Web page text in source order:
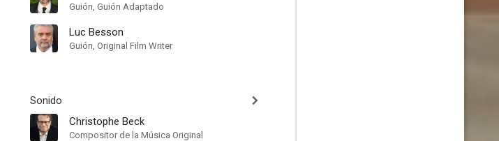
Guión, Guión Adaptado
Luc Besson
Guión, Original Film Writer
Sonido
Christophe Beck
Compositor de la Música Original